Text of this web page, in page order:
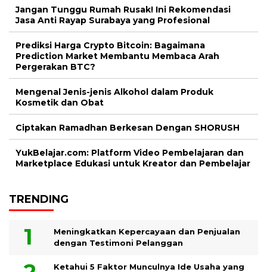
Jangan Tunggu Rumah Rusak! Ini Rekomendasi
Jasa Anti Rayap Surabaya yang Profesional
Prediksi Harga Crypto Bitcoin: Bagaimana
Prediction Market Membantu Membaca Arah
Pergerakan BTC?
Mengenal Jenis-jenis Alkohol dalam Produk
Kosmetik dan Obat
Ciptakan Ramadhan Berkesan Dengan SHORUSH
YukBelajar.com: Platform Video Pembelajaran dan
Marketplace Edukasi untuk Kreator dan Pembelajar
TRENDING
Meningkatkan Kepercayaan dan Penjualan
dengan Testimoni Pelanggan
Ketahui 5 Faktor Munculnya Ide Usaha yang